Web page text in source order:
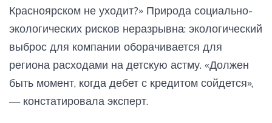
Красноярском не уходит?» Природа социально-
экологических рисков неразрывна: экологический
выброс для компании оборачивается для
региона расходами на детскую астму. «Должен
быть момент, когда дебет с кредитом сойдется»,
— констатировала эксперт.